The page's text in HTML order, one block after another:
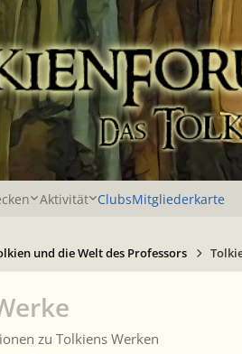
Aktivität ClubsMitgliederkarte
und die Welt des Professors
zu Tolkiens Werken